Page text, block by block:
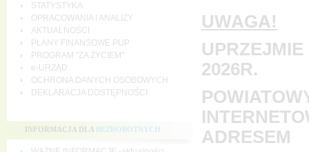
STATYSTYKA
OPRACOWANIA I ANALIZY
AKTUALNOŚCI
PLANY FINANSOWE PUP
PROGRAM "ZA ŻYCIEM"
e-URZĄD
OCHRONA DANYCH OSOBOWYCH
DEKLARACJA DOSTĘPNOŚCI
INFORMACJA DLA BEZROBOTNYCH
UWAGA!
2026R.
ADRESEM